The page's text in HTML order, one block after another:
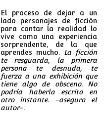
El proceso de dejar a un
lado personajes de ficción
para contar la realidad lo
vive como una experiencia
sorprendente, de la que
aprendes mucho. La ficción
te resguarda, la primera
persona te desnuda, te
fuerza a una exhibición que
tiene algo de obsceno. No
podría haberla escrito en
otro instante. -asegura el
autor-.